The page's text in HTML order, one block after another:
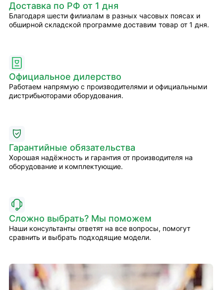
Доставка по РФ от 1 дня
Благодаря шести филиалам в разных часовых поясах и
обширной складской программе доставим товар от 1 дня.
Официальное дилерство
Работаем напрямую с производителями и официальными
дистрибьюторами оборудования.
Гарантийные обязательства
Хорошая надёжность и гарантия от производителя на
оборудование и комплектующие.
Сложно выбрать? Мы поможем
Наши консультанты ответят на все вопросы, помогут
сравнить и выбрать подходящие модели.